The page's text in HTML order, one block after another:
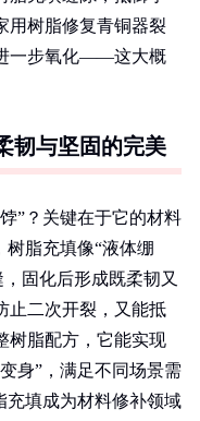
用树脂修复青铜器裂
一步氧化——这大概
韧与坚固的完美
”？关键在于它的材料
树脂充填像“液体绷
固化后形成既柔韧又
二次开裂，又能抵
树脂配方，它能实现
身”，满足不同场景需
充填成为材料修补领域